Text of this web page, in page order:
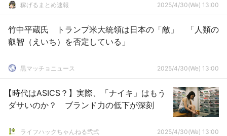
稼げるまとめ速報 2025/4/30(We) 13:00
竹中平蔵氏 トランプ米大統領は日本の「敵」 「人類の
叡智（えいち）を否定している」
黒マッチョニュース 2025/4/30(We) 13:00
【時代はASICS？】実際、「ナイキ」はもう
ダサいのか？ ブランド力の低下が深刻
ライフハックちゃんねる弐式 2025/4/30(We) 13:00